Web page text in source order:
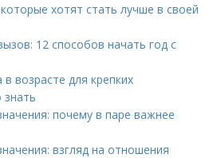
хотят стать лучше в своей
12 способов начать год с
возрасте для крепких
почему в паре важнее
взгляд на отношения